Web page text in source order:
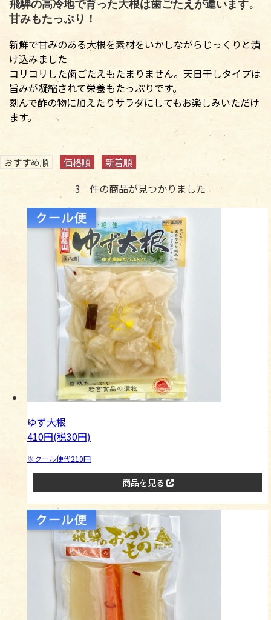
飛騨の高冷地で育った大根は歯ごたえが違います。
甘みもたっぷり！
新鮮で甘みのある大根を素材をいかしながらじっくりと漬
け込みました
コリコリした歯ごたえもたまりません。天日干しタイプは
旨みが凝縮されて栄養もたっぷりです。
刻んで酢の物に加えたりサラダにしてもお楽しみいただけ
ます。
おすすめ順 価格順 新着順
3 件の商品が見つかりました
ゆず大根
410円(税30円)
※クール便代210円
商品を見る